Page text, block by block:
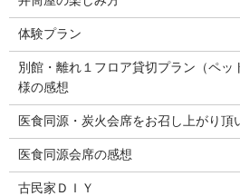
体験プラン
別館・離れ１フロア貸切プラン（ペッ
様の感想
医食同源・炭火会席をお召し上がり頂
医食同源会席の感想
古民家ＤＩＹ